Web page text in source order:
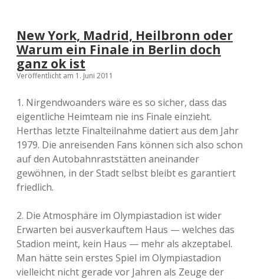
New York, Madrid, Heilbronn oder
Warum ein Finale in Berlin doch
ganz ok ist
Veröffentlicht am 1. Juni 2011
1. Nirgendwoanders wäre es so sicher, dass das
eigentliche Heimteam nie ins Finale einzieht.
Herthas letzte Finalteilnahme datiert aus dem Jahr
1979. Die anreisenden Fans können sich also schon
auf den Autobahnraststätten aneinander
gewöhnen, in der Stadt selbst bleibt es garantiert
friedlich.
2. Die Atmosphäre im Olympiastadion ist wider
Erwarten bei ausverkauftem Haus — welches das
Stadion meint, kein Haus — mehr als akzeptabel.
Man hätte sein erstes Spiel im Olympiastadion
vielleicht nicht gerade vor Jahren als Zeuge der